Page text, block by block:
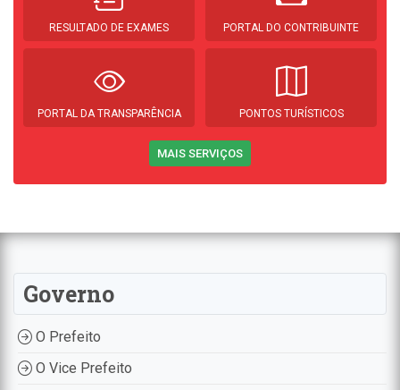
RESULTADO DE EXAMES PORTAL DO CONTRIBUINTE
PORTAL DA TRANSPARÊNCIA PONTOS TURÍSTICOS
MAIS SERVIÇOS
Governo
O Prefeito
O Vice Prefeito